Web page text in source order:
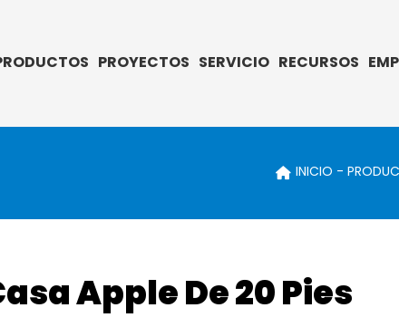
PROYECTOS SERVICIO RECURSOS
INICIO
Apple De 20 Pies